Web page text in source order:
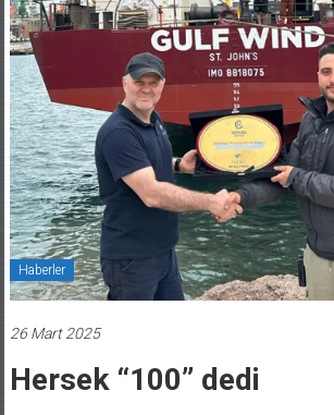
Haberler
26 Mart 2025
Hersek “100” dedi